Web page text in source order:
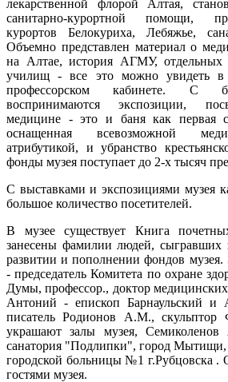
лекарственной флорой Алтая,
санитарно-курортной помощи,
курортов Белокуриха, Лебяжье,
Объемно представлен материал о
на Алтае, история АГМУ, отдельных
училищ - все это можно увидеть в
профессорском кабинете. С
воспринимаются экспозиции,
медицине - это и баня как первая
оснащенная всевозможной
атрибутикой, и убранство
фонды музея поступает до 2-х тысяч
С выставками и экспозициями музея
большое количество посетителей.
В музее существует Книга
занесены фамилии людей, сыгравших
развитии и пополнении фондов
- председатель Комитета по охране
Думы, профессор., доктор
Антоний - епископ Барнаульский и
писатель Родионов А.М., скульптор
украшают залы музея,
санатория "Подлипки", город
городской больницы №1 г.Рубцовска .
гостями музея.